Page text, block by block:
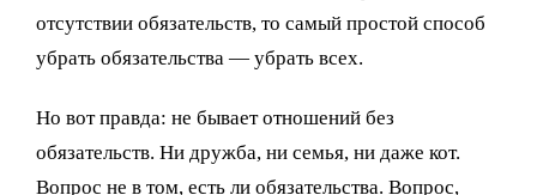
отсутствии обязательств, то самый простой способ
убрать обязательства — убрать всех.
Но вот правда: не бывает отношений без
обязательств. Ни дружба, ни семья, ни даже кот.
Вопрос не в том, есть ли обязательства. Вопрос,